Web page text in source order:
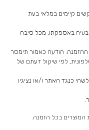
קיימים במלאי בעת
באספקתו, מכל סיבה
ההזמנה. הודעה כאמור תימסר
לפי שיקול דעתם של
כנגד האתר ו/או נציגיו